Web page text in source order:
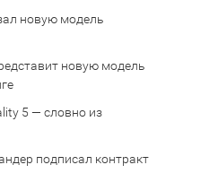
новую модель
новую модель
5 — словно из
подписал контракт